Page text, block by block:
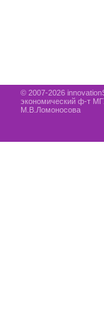
© 2007-2026
экономический ф-т
М.В.Ломоносова